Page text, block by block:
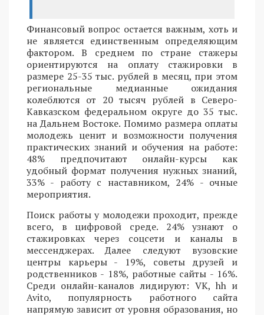
Финансовый вопрос остается важным, хоть и
не является единственным определяющим
фактором. В среднем по стране стажеры
ориентируются на оплату стажировки в
размере 25-35 тыс. рублей в месяц, при этом
региональные медианные ожидания
колеблются от 20 тысяч рублей в Северо-
Кавказском федеральном округе до 35 тыс.
на Дальнем Востоке. Помимо размера оплаты
молодежь ценит и возможности получения
практических знаний и обучения на работе:
48% предпочитают онлайн-курсы как
удобный формат получения нужных знаний,
33% - работу с наставником, 24% - очные
мероприятия.
Поиск работы у молодежи проходит, прежде
всего, в цифровой среде. 24% узнают о
стажировках через соцсети и каналы в
мессенджерах. Далее следуют вузовские
центры карьеры - 19%, советы друзей и
родственников - 18%, работные сайты - 16%.
Среди онлайн-каналов лидируют: VK, hh и
Avito, популярность работного сайта
напрямую зависит от уровня образования, но